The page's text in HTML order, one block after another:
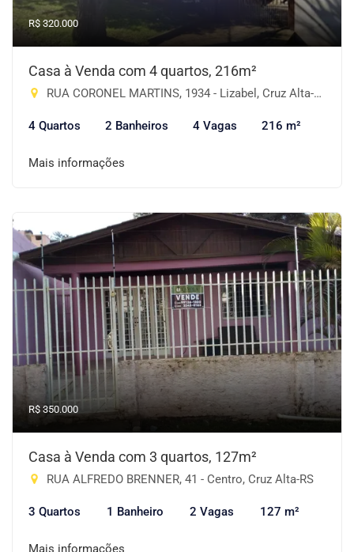
R$ 320.000
Casa à Venda com 4 quartos, 216m²
RUA CORONEL MARTINS, 1934 - Lizabel, Cruz Alta-RS
4 Quartos 2 Banheiros 4 Vagas 216 m²
Mais informações
R$ 350.000
Casa à Venda com 3 quartos, 127m²
RUA ALFREDO BRENNER, 41 - Centro, Cruz Alta-RS
3 Quartos 1 Banheiro 2 Vagas 127 m²
Mais informações